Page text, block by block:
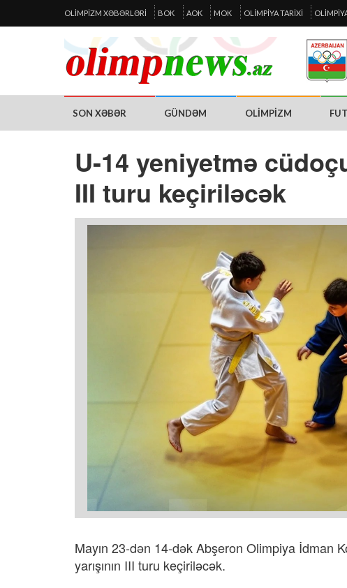
OLIMPIZM XƏBƏRLƏRI BOK AOK MOK OLIMPIYA TARIXI
SON XƏBƏR GÜNDƏM OLIMPIZM
U-14 yeniyetmə
III turu keçiriləcək
Mayın 23-dən 14-dək Abşeron Olimpiya İdman
yarışının III turu keçiriləcək.